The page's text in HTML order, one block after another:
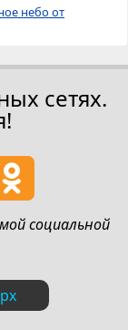
небо от
сетях.
социальной